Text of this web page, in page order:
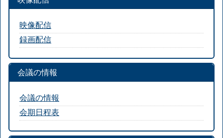
映像配信
録画配信
会議の情報
会議の情報
会期日程表